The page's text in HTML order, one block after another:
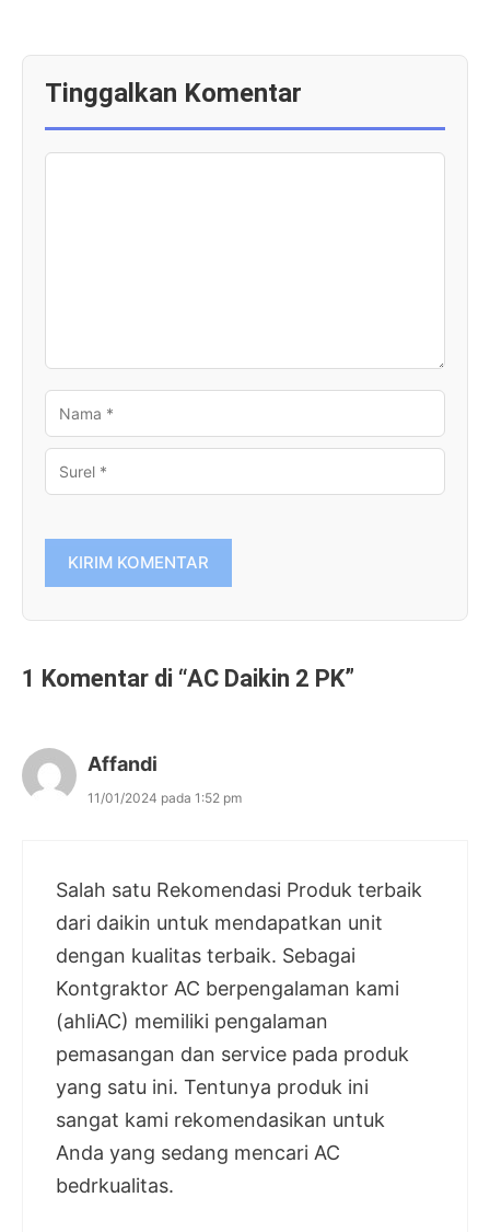
Tinggalkan Komentar
1 Komentar di “AC Daikin 2 PK”
Affandi
11/01/2024 pada 1:52 pm
Salah satu Rekomendasi Produk terbaik
dari daikin untuk mendapatkan unit
dengan kualitas terbaik. Sebagai
Kontgraktor AC berpengalaman kami
(ahliAC) memiliki pengalaman
pemasangan dan service pada produk
yang satu ini. Tentunya produk ini
sangat kami rekomendasikan untuk
Anda yang sedang mencari AC
bedrkualitas.